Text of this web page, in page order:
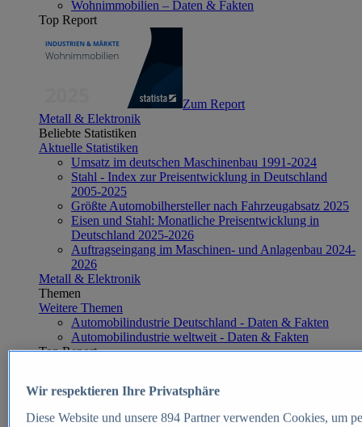
Wohnimmobilien – Daten & Fakten
Top Report
Zum Report
Metall & Elektronik
Beliebte Statistiken
Aktuelle Statistiken
Umsatz im deutschen Maschinenbau 1991-2024
Stahl - Index zur Preisentwicklung in Deutschland
2005-2025
Größte Automobilhersteller nach Fahrzeugabsatz 2025
Eisen und Stahl: Monatliche Preisentwicklung in
Deutschland 2025-2026
Auftragseingang im Maschinen- und Anlagenbau 2024-
2026
Metall & Elektronik
Themen
Weitere Themen
Automobilindustrie Deutschland - Daten & Fakten
Automobilindustrie weltweit - Daten & Fakten
Top Report
Wir respektieren Ihre Privatsphäre
Diese Website und unsere 894Partner verwenden Cookies, um